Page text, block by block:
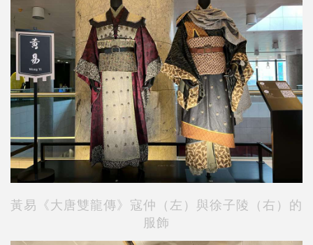
黃易《大唐雙龍傳》寇仲（左）與徐子陵（右）的
服飾